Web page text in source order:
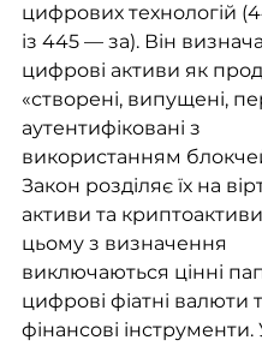
цифрових технологій
із 445 — за). Він
цифрові активи як
«створені, випущені,
аутентифіковані з
використанням
Закон розділяє їх на
активи та
цьому з визначення
виключаються цінні
цифрові фіатні валюти
фінансові інструменти.